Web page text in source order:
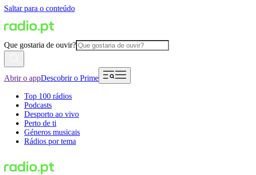
Saltar para o conteúdo
Que gostaria de ouvir?
Abrir o appDescobrir o Prime
Top 100 rádios
Podcasts
Desporto ao vivo
Perto de ti
Géneros musicais
Rádios por tema